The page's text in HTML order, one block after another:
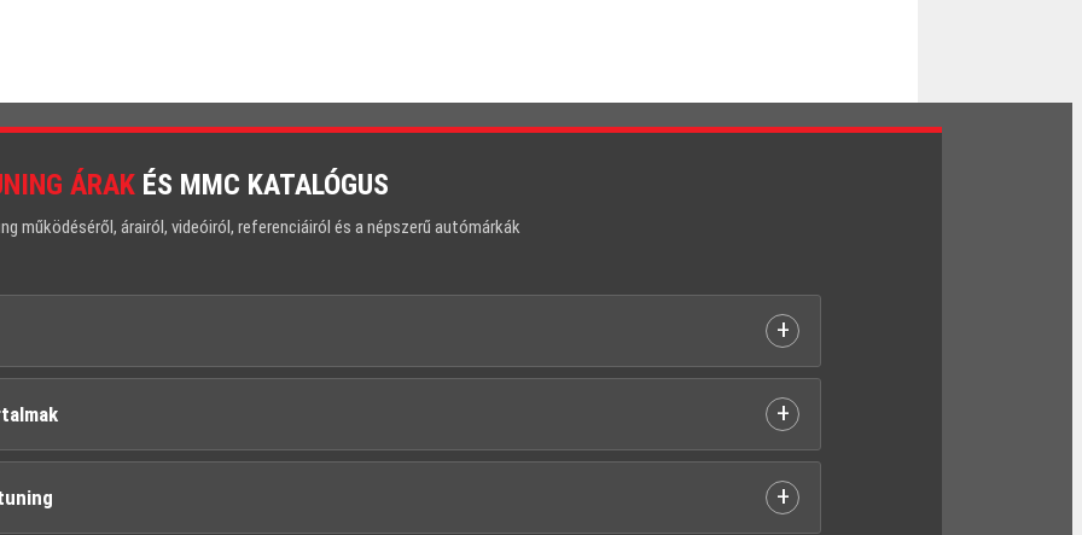
ÁRAK ÉS MMC KATALÓGUS
működéséről, árairól, videóiról, referenciáiról és a népszerű autómárkák
+
+
+